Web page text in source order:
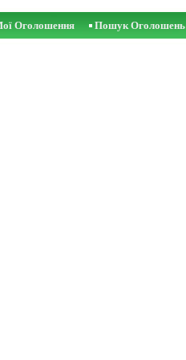
Оголошення Пошук Оголошень